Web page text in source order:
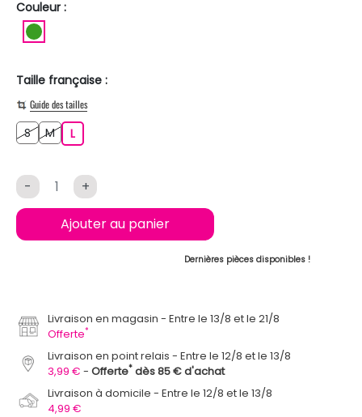
Couleur :
Taille française :
Guide des tailles
SS MM LL
- +
Ajouter au panier
Dernières pièces disponibles !
Livraison en magasin
Entre le 13/8 et le 21/8
Offerte*
Livraison en point relais
Entre le 12/8 et le 13/8
3,99 €
Offerte* dès 85 € d'achat
Livraison à domicile
Entre le 12/8 et le 13/8
4,99 €